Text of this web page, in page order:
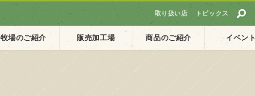
牧場のご紹介 販売加工場 商品のご紹介 イベント
取り扱い店 トピックス